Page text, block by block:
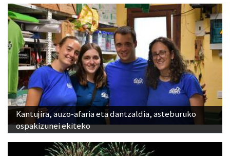
Kantujira, auzo-afaria eta dantzaldia, asteburuko
ospakizunei ekiteko